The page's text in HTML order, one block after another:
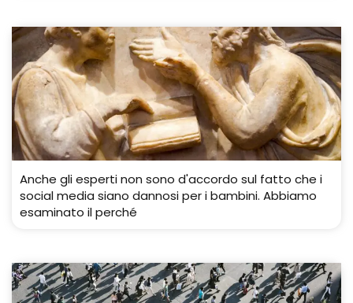
Anche gli esperti non sono d'accordo sul fatto che i
social media siano dannosi per i bambini. Abbiamo
esaminato il perché